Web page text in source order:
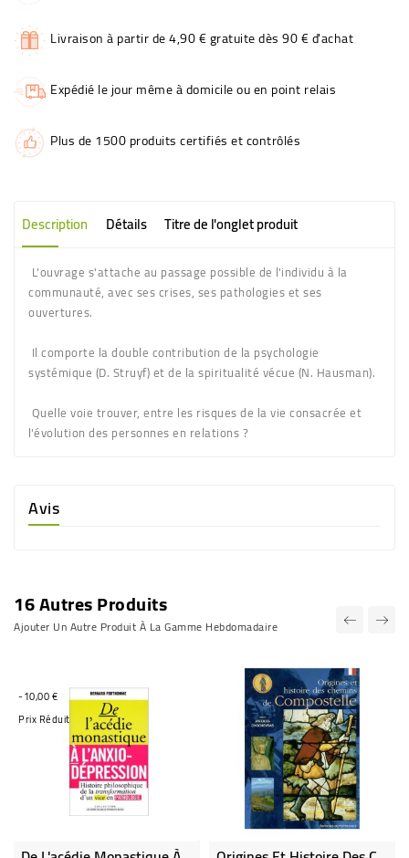
Livraison à partir de 4,90 € gratuite dès 90 € d'achat
Expédié le jour même à domicile ou en point relais
Plus de 1500 produits certifiés et contrôlés
Description Détails Titre de l'onglet produit
L'ouvrage s'attache au passage possible de l'individu à la
communauté, avec ses crises, ses pathologies et ses
ouvertures.
Il comporte la double contribution de la psychologie
systémique (D. Struyf) et de la spiritualité vécue (N. Hausman).
Quelle voie trouver, entre les risques de la vie consacrée et
l'évolution des personnes en relations ?
Avis
16 Autres Produits
Ajouter Un Autre Produit À La Gamme Hebdomadaire
-10,00 €
Prix Réduit